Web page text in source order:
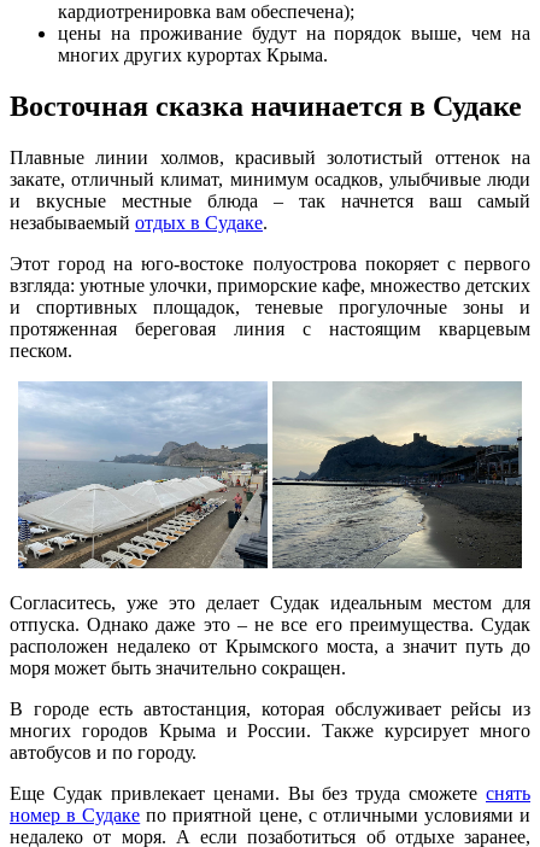
кардиотренировка вам обеспечена);
цены на проживание будут на порядок выше, чем на
многих других курортах Крыма.
Восточная сказка начинается в Судаке
Плавные линии холмов, красивый золотистый оттенок на
закате, отличный климат, минимум осадков, улыбчивые люди
и вкусные местные блюда – так начнется ваш самый
незабываемый отдых в Судаке.
Этот город на юго-востоке полуострова покоряет с первого
взгляда: уютные улочки, приморские кафе, множество детских
и спортивных площадок, теневые прогулочные зоны и
протяженная береговая линия с настоящим кварцевым
песком.
Согласитесь, уже это делает Судак идеальным местом для
отпуска. Однако даже это – не все его преимущества. Судак
расположен недалеко от Крымского моста, а значит путь до
моря может быть значительно сокращен.
В городе есть автостанция, которая обслуживает рейсы из
многих городов Крыма и России. Также курсирует много
автобусов и по городу.
Еще Судак привлекает ценами. Вы без труда сможете снять
номер в Судаке по приятной цене, с отличными условиями и
недалеко от моря. А если позаботиться об отдыхе заранее,